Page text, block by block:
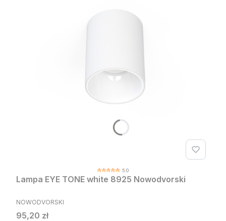
5.0
Lampa EYE TONE white 8925 Nowodvorski
PRODUCENT
NOWODVORSKI
Cena
95,20 zł